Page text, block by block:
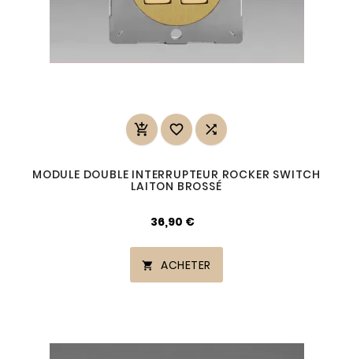
  
MODULE DOUBLE INTERRUPTEUR ROCKER SWITCH
LAITON BROSSÉ
36,90 €
 ACHETER